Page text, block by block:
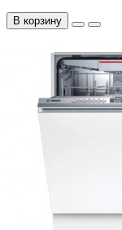
В корзину